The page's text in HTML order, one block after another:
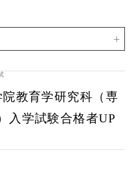
教育学研究科（専
入学試験合格者UP